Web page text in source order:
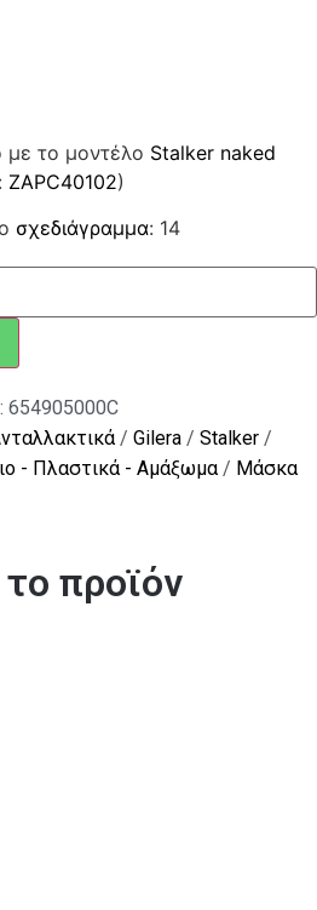
με το μοντέλο Stalker naked
ZAPC40102)
σχεδιάγραμμα: 14
654905000C
/ Gilera / Stalker /
- Πλαστικά - Αμάξωμα/ Μάσκα
προϊόν